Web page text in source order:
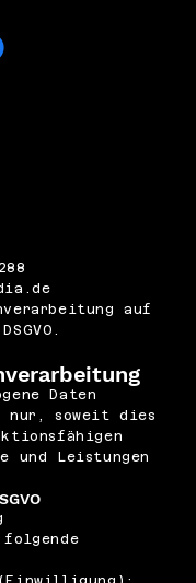
auf
Daten
nur, soweit dies
und Leistungen
folgende